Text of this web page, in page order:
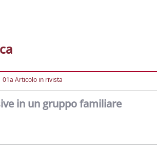
01a Articolo in rivista
in un gruppo familiare